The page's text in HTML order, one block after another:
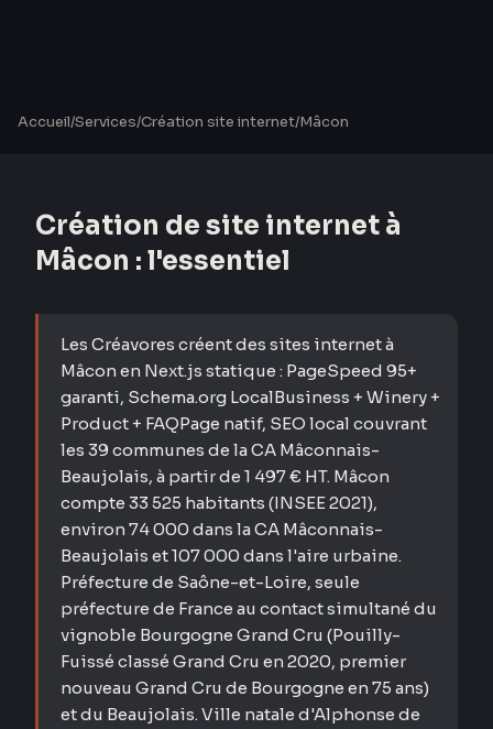
Accueil/Services/Création site internet/Mâcon
Création de site internet à
Mâcon : l'essentiel
Les Créavores créent des sites internet à
Mâcon en Next.js statique : PageSpeed 95+
garanti, Schema.org LocalBusiness + Winery +
Product + FAQPage natif, SEO local couvrant
les 39 communes de la CA Mâconnais-
Beaujolais, à partir de 1 497 € HT. Mâcon
compte 33 525 habitants (INSEE 2021),
environ 74 000 dans la CA Mâconnais-
Beaujolais et 107 000 dans l'aire urbaine.
Préfecture de Saône-et-Loire, seule
préfecture de France au contact simultané du
vignoble Bourgogne Grand Cru (Pouilly-
Fuissé classé Grand Cru en 2020, premier
nouveau Grand Cru de Bourgogne en 75 ans)
et du Beaujolais. Ville natale d'Alphonse de